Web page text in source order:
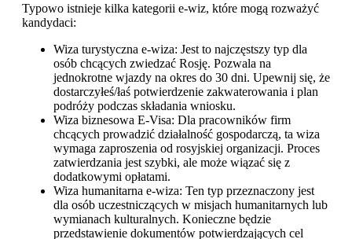
Typowo istnieje kilka kategorii e-wiz, które mogą rozważyć
kandydaci:
Wiza turystyczna e-wiza: Jest to najczęstszy typ dla
osób chcących zwiedzać Rosję. Pozwala na
jednokrotne wjazdy na okres do 30 dni. Upewnij się, że
dostarczyłeś/łaś potwierdzenie zakwaterowania i plan
podróży podczas składania wniosku.
Wiza biznesowa E-Visa: Dla pracowników firm
chcących prowadzić działalność gospodarczą, ta wiza
wymaga zaproszenia od rosyjskiej organizacji. Proces
zatwierdzania jest szybki, ale może wiązać się z
dodatkowymi opłatami.
Wiza humanitarna e-wiza: Ten typ przeznaczony jest
dla osób uczestniczących w misjach humanitarnych lub
wymianach kulturalnych. Konieczne będzie
przedstawienie dokumentów potwierdzających cel